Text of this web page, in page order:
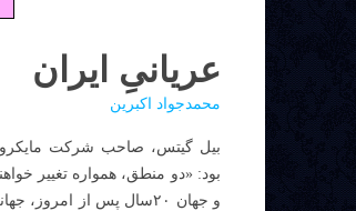
عریانیِ ایران
محمد‌جواد اکبرین
بود: «دو منطق، همواره تغییر
و جهان ۲۰سال پس از